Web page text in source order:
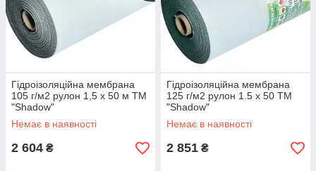
Гідроізоляційна мембрана
105 г/м2 рулон 1,5 х 50 м ТМ
"Shadow"
Немає в наявності
2 604 ₴
Гідроізоляційна мембрана
125 г/м2 рулон 1.5 х 50 ТМ
"Shadow"
Немає в наявності
2 851 ₴